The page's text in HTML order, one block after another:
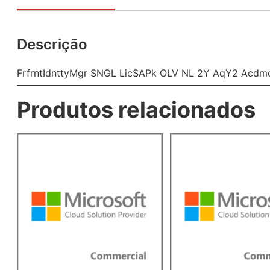
Descrição
FrfrntIdnttyMgr SNGL LicSAPk OLV NL 2Y AqY2
Produtos relacionados